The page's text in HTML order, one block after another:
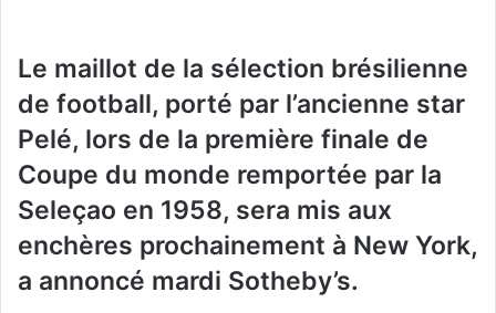
Le maillot de la sélection brésilienne
de football, porté par l’ancienne star
Pelé, lors de la première finale de
Coupe du monde remportée par la
Seleçao en 1958, sera mis aux
enchères prochainement à New York,
a annoncé mardi Sotheby’s.